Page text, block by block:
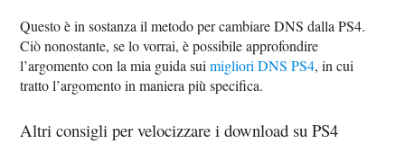
Questo è in sostanza il metodo per cambiare DNS dalla PS4.
Ciò nonostante, se lo vorrai, è possibile approfondire
l’argomento con la mia guida suimigliori DNS PS4, in cui
tratto l’argomento in maniera più specifica.
Altri consigli per velocizzare i download su PS4